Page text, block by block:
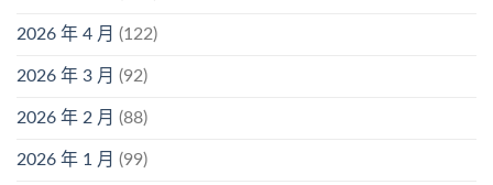
2026 年 4 月 (122)
2026 年 3 月 (92)
2026 年 2 月 (88)
2026 年 1 月 (99)